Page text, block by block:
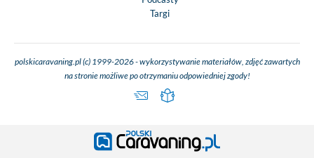
Targi
polskicaravaning.pl (c) 1999-2026 - wykorzystywanie materiałów, zdjęć zawartych
na stronie możliwe po otrzymaniu odpowiedniej zgody!